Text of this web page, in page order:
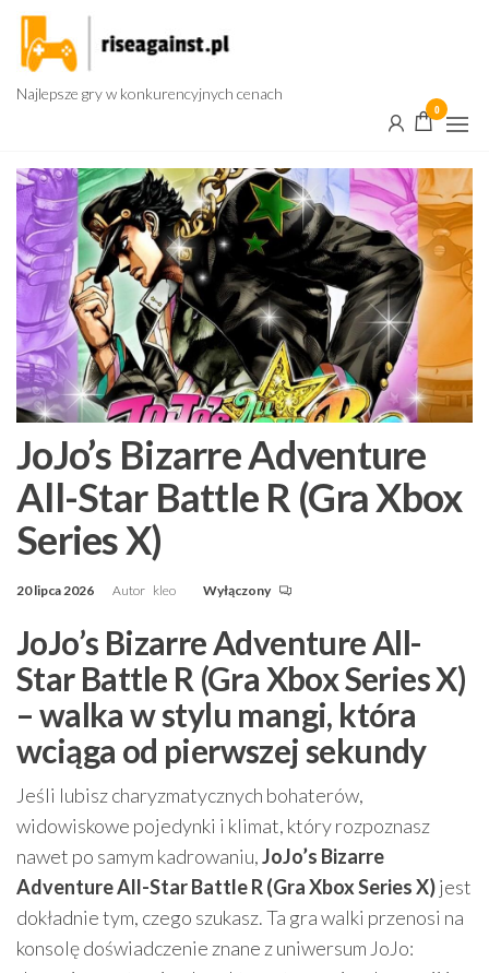
Przejdź
treści
Najlepsze gry w konkurencyjnych cenach
0
JoJo’s Bizarre Adventure
All-Star Battle R (Gra Xbox
Series X)
20 lipca 2026 Autor kleo Wyłączony
JoJo’s Bizarre Adventure All-
Star Battle R (Gra Xbox Series X)
– walka w stylu mangi, która
wciąga od pierwszej sekundy
Jeśli lubisz charyzmatycznych bohaterów,
widowiskowe pojedynki i klimat, który rozpoznasz
nawet po samym kadrowaniu,JoJo’s Bizarre
Adventure All-Star Battle R (Gra Xbox Series X)jest
dokładnie tym, czego szukasz. Ta gra walki przenosi na
konsolę doświadczenie znane z uniwersum JoJo: